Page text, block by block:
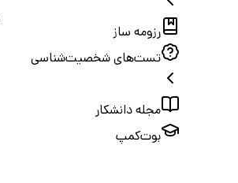
رزومه ساز
تست‌های شخصیت‌شناسی
مجله دانشکار
بوت‌کمپ